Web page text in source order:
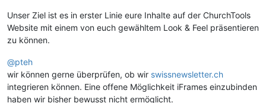
Unser Ziel ist es in erster Linie eure Inhalte auf der ChurchTools
Website mit einem von euch gewähltem Look & Feel präsentieren
zu können.
@pteh
wir können gerne überprüfen, ob wir swissnewsletter.ch
integrieren können. Eine offene Möglichkeit iFrames einzubinden
haben wir bisher bewusst nicht ermöglicht.